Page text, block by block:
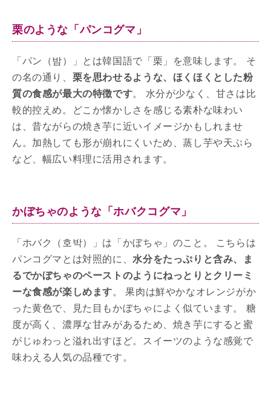
栗のような「パンコグマ」
「パン（밤）」とは韓国語で「栗」を意味します。 そ
の名の通り、 栗を思わせるような、ほくほくとした粉
質の食感が最大の特徴です。 水分が少なく、甘さは比
較的控えめ。どこか懐かしさを感じる素朴な味わい
は、昔ながらの焼き芋に近いイメージかもしれませ
ん。加熱しても形が崩れにくいため、蒸し芋や天ぷら
など、幅広い料理に活用されます。
かぼちゃのような「ホバクコグマ」
「ホバク（호박）」は「かぼちゃ」のこと。 こちらは
パンコグマとは対照的に、水分をたっぷりと含み、ま
るでかぼちゃのペーストのようにねっとりとクリーミ
ーな食感が楽しめます。 果肉は鮮やかなオレンジがか
った黄色で、見た目もかぼちゃによく似ています。 糖
度が高く、濃厚な甘みがあるため、焼き芋にすると蜜
がじゅわっと溢れ出すほど。スイーツのような感覚で
味わえる人気の品種です。